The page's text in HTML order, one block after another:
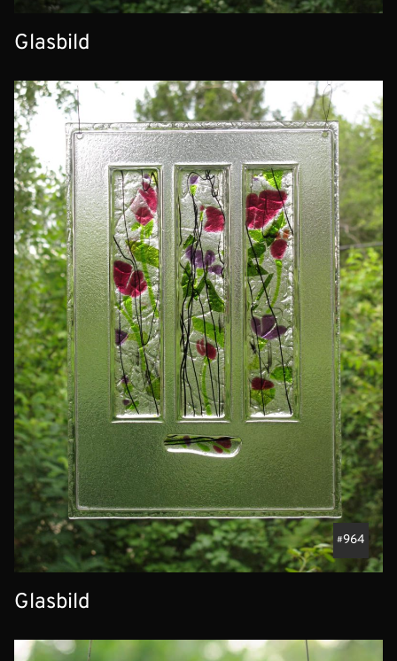
Glasbild
964
Glasbild